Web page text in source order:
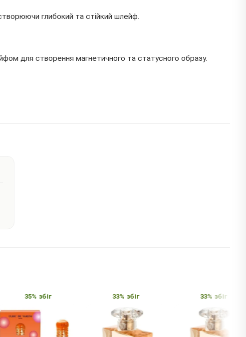
глибокий та стійкий шлейф.
для створення магнетичного та статусного образу.
35% збіг 33% збіг 33% збіг